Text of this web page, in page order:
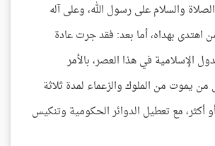
والسلام على رسول الله، وعلى آله
اهتدى بهداه، أما بعد: فقد جرت عادة
الإسلامية في هذا العصر، بالأمر
من يموت من الملوك والزعماء لمدة ثلاثة
أكثر، مع تعطيل الدوائر الحكومية وتنكيس